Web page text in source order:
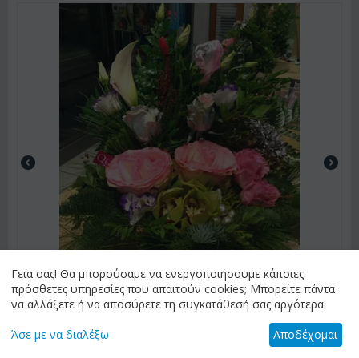
Γεια σας! Θα μπορούσαμε να ενεργοποιήσουμε κάποιες
πρόσθετες υπηρεσίες που απαιτούν cookies; Μπορείτε πάντα
να αλλάξετε ή να αποσύρετε τη συγκατάθεσή σας αργότερα.
Άσε με να διαλέξω Αποδέχομαι